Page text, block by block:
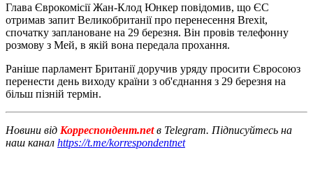
Глава Єврокомісії Жан-Клод Юнкер повідомив, що ЄС
отримав запит Великобританії про перенесення Brexit,
спочатку заплановане на 29 березня. Він провів телефонну
розмову з Мей, в якій вона передала прохання.
Раніше парламент Британії доручив уряду просити Євросоюз
перенести день виходу країни з об'єднання з 29 березня на
більш пізній термін.
Новини від Корреспондент.netв Telegram. Підписуйтесь на
наш канал https://t.me/korrespondentnet